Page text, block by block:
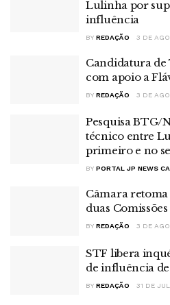
Lulinha por
influência
BY REDAÇÃO 3 DE
Candidatura de
com apoio a
BY REDAÇÃO 3 DE
Pesquisa BTG/
técnico entre
primeiro e no
BY PORTAL JP NEWS
Câmara retoma
duas
BY REDAÇÃO 3 DE
STF libera
de influência
BY REDAÇÃO 31 DE